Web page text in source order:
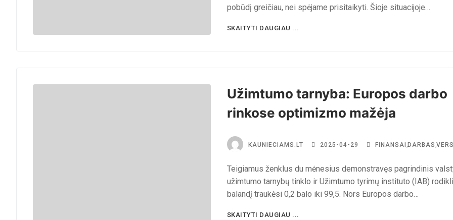
pobūdį greičiau, nei spėjame prisitaikyti. Šioje situacijoje…
SKAITYTI DAUGIAU ...
Užimtumo tarnyba: Europos darbo
rinkose optimizmo mažėja
KAUNIECIAMS.LT 2025-04-29 FINANSAI DARBAS
Teigiamus ženklus du mėnesius demonstravęs pagrindinis
užimtumo tarnybų tinklo ir Užimtumo tyrimų instituto (IAB)
balandį traukėsi 0,2 balo iki 99,5. Nors Europos darbo…
SKAITYTI DAUGIAU ...